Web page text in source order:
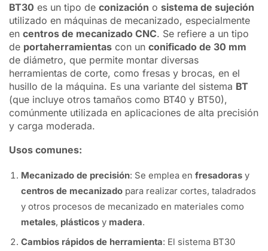
BT30 es un tipo de conización o sistema de sujeción
utilizado en máquinas de mecanizado, especialmente
en centros de mecanizado CNC. Se refiere a un tipo
de portaherramientas con un conificado de 30 mm
de diámetro, que permite montar diversas
herramientas de corte, como fresas y brocas, en el
husillo de la máquina. Es una variante del sistema BT
(que incluye otros tamaños como BT40 y BT50),
comúnmente utilizada en aplicaciones de alta precisión
y carga moderada.
Usos comunes:
Mecanizado de precisión: Se emplea en fresadoras y
centros de mecanizado para realizar cortes, taladrados
y otros procesos de mecanizado en materiales como
metales, plásticos y madera.
Cambios rápidos de herramienta: El sistema BT30